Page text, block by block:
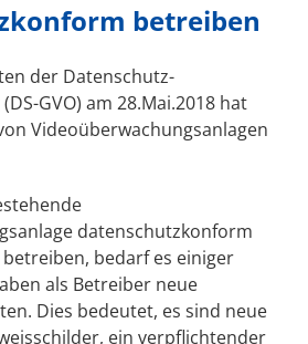
betreiben
der Datenschutz-
GVO) am 28.Mai.2018 hat
Videoüberwachungsanlagen
datenschutzkonform
betreiben, bedarf es einiger
als Betreiber neue
Dies bedeutet, es sind neue
ein verpflichtender